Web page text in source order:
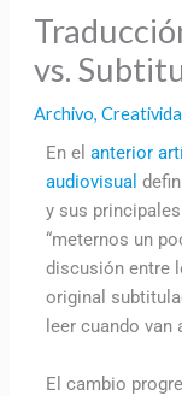
vs.
Archivo,
En el anterior
audiovisual
y sus
“meternos un
discusión entre
original
leer cuando van
El cambio